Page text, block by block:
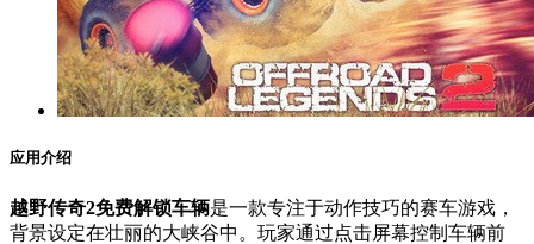
应用介绍
越野传奇2免费解锁车辆是一款专注于动作技巧的赛车游戏，
背景设定在壮丽的大峡谷中。玩家通过点击屏幕控制车辆前